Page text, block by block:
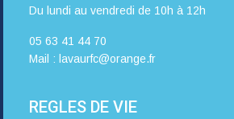
Du lundi au vendredi de 10h à 12h
05 63 41 44 70
Mail : lavaurfc@orange.fr
REGLES DE VIE